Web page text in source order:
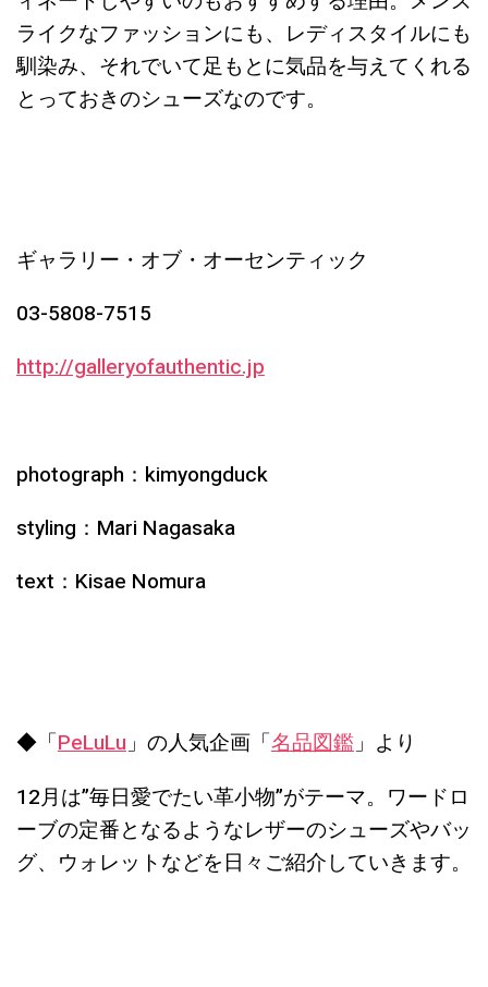
ライクなファッションにも、レディスタイルにも
馴染み、それでいて足もとに気品を与えてくれる
とっておきのシューズなのです。
ギャラリー・オブ・オーセンティック
03-5808-7515
http://galleryofauthentic.jp
photograph：kimyongduck
styling：Mari Nagasaka
text：Kisae Nomura
◆「PeLuLu」の人気企画「名品図鑑」より
12月は”毎日愛でたい革小物”がテーマ。ワードロ
ーブの定番となるようなレザーのシューズやバッ
グ、ウォレットなどを日々ご紹介していきます。